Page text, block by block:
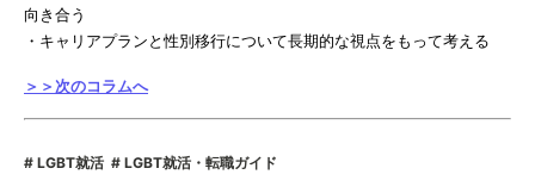
向き合う
・キャリアプランと性別移行について長期的な視点をもって考える
＞＞次のコラムへ
LGBT就活 LGBT就活・転職ガイド